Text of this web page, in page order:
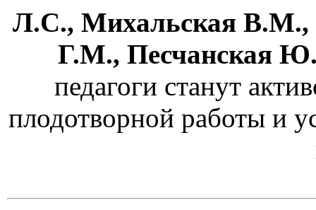
Л.С., Михальская В.М.,
Г.М., Песчанская
педагоги станут
плодотворной работы и